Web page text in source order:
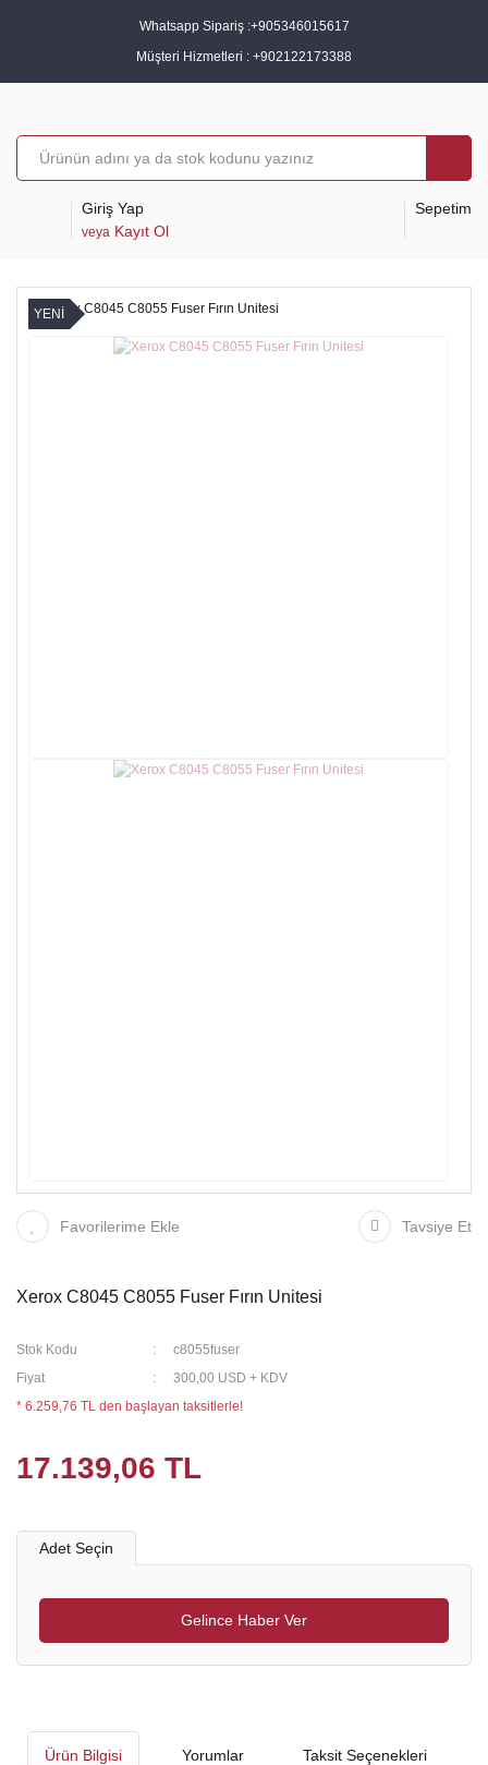
Whatsapp Sipariş :+905346015617
Müşteri Hizmetleri : +902122173388
Giriş Yap
veya Kayıt Ol
Sepetim
YENİ
Favorilerime Ekle Tavsiye Et
Xerox C8045 C8055 Fuser Fırın Unitesi
Stok Kodu
c8055fuser
Fiyat
300,00 USD + KDV
* 6.259,76 TL den başlayan taksitlerle!
17.139,06 TL
Adet Seçin
Gelince Haber Ver
Ürün Bilgisi Yorumlar Taksit Seçenekleri